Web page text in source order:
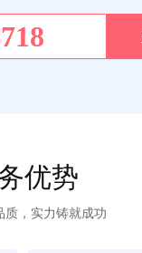
优势
质，实力铸就成功